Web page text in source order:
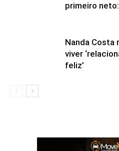
primeiro
Nanda Costa
viver
feliz’